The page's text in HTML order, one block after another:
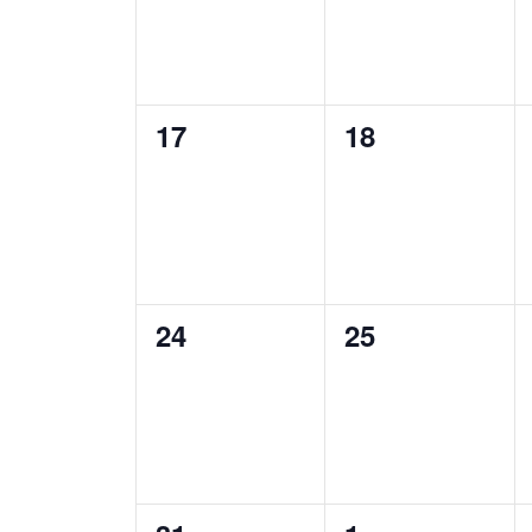
0
17
0
18
0
24
0
25